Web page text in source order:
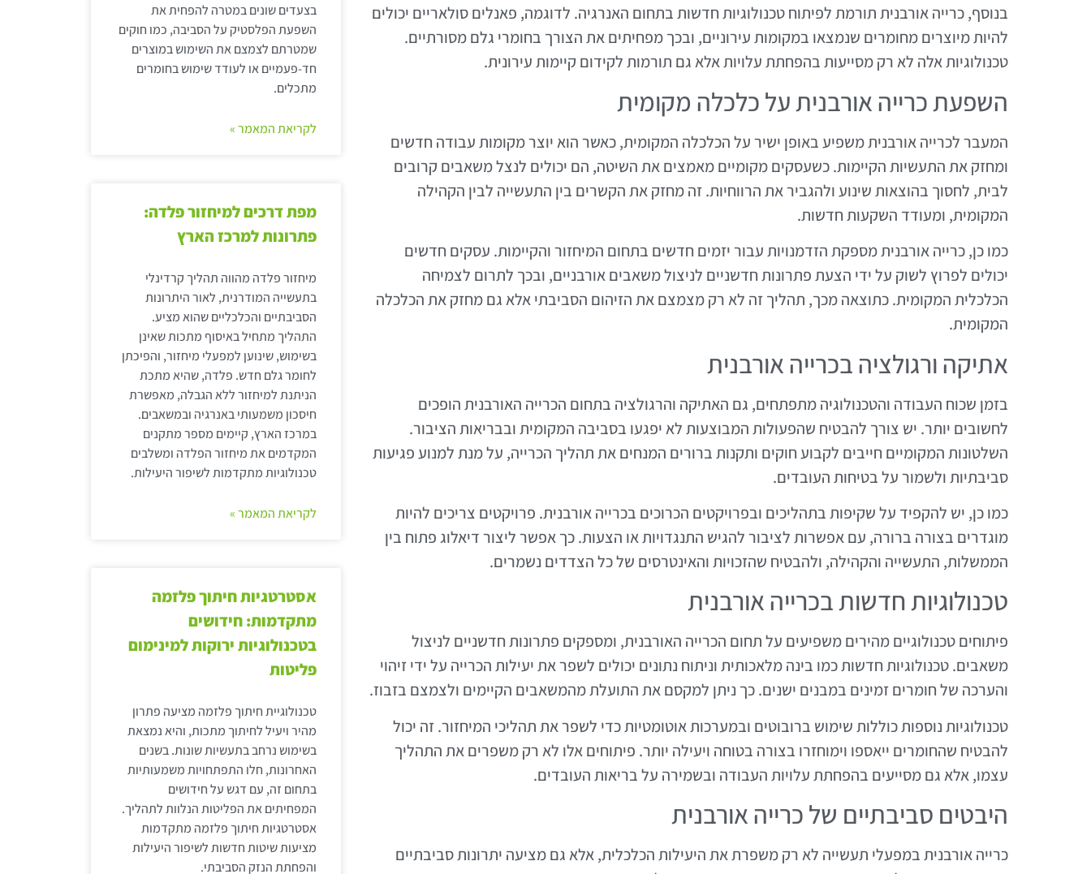
בנוסף, כרייה אורבנית תורמת לפיתוח טכנולוגיות חדשות בתחום האנרגיה. לדוגמה, פאנלים סולאריים יכולים
להיות מיוצרים מחומרים שנמצאו במקומות עירוניים, ובכך מפחיתים את הצורך בחומרי גלם מסורתיים.
טכנולוגיות אלה לא רק מסייעות בהפחתת עלויות אלא גם תורמות לקידום קיימות עירונית.
השפעת כרייה אורבנית על כלכלה מקומית
המעבר לכרייה אורבנית משפיע באופן ישיר על הכלכלה המקומית, כאשר הוא יוצר מקומות עבודה חדשים
ומחזק את התעשיות הקיימות. כשעסקים מקומיים מאמצים את השיטה, הם יכולים לנצל משאבים קרובים
לבית, לחסוך בהוצאות שינוע ולהגביר את הרווחיות. זה מחזק את הקשרים בין התעשייה לבין הקהילה
המקומית, ומעודד השקעות חדשות.
כמו כן, כרייה אורבנית מספקת הזדמנויות עבור יזמים חדשים בתחום המיחזור והקיימות. עסקים חדשים
יכולים לפרוץ לשוק על ידי הצעת פתרונות חדשניים לניצול משאבים אורבניים, ובכך לתרום לצמיחה
הכלכלית המקומית. כתוצאה מכך, תהליך זה לא רק מצמצם את הזיהום הסביבתי אלא גם מחזק את הכלכלה
המקומית.
אתיקה ורגולציה בכרייה אורבנית
בזמן שכוח העבודה והטכנולוגיה מתפתחים, גם האתיקה והרגולציה בתחום הכרייה האורבנית הופכים
לחשובים יותר. יש צורך להבטיח שהפעולות המבוצעות לא יפגעו בסביבה המקומית ובבריאות הציבור.
השלטונות המקומיים חייבים לקבוע חוקים ותקנות ברורים המנחים את תהליך הכרייה, על מנת למנוע פגיעות
סביבתיות ולשמור על בטיחות העובדים.
כמו כן, יש להקפיד על שקיפות בתהליכים ובפרויקטים הכרוכים בכרייה אורבנית. פרויקטים צריכים להיות
מוגדרים בצורה ברורה, עם אפשרות לציבור להגיש התנגדויות או הצעות. כך אפשר ליצור דיאלוג פתוח בין
הממשלות, התעשייה והקהילה, ולהבטיח שהזכויות והאינטרסים של כל הצדדים נשמרים.
טכנולוגיות חדשות בכרייה אורבנית
פיתוחים טכנולוגיים מהירים משפיעים על תחום הכרייה האורבנית, ומספקים פתרונות חדשניים לניצול
משאבים. טכנולוגיות חדשות כמו בינה מלאכותית וניתוח נתונים יכולים לשפר את יעילות הכרייה על ידי זיהוי
והערכה של חומרים זמינים במבנים ישנים. כך ניתן למקסם את התועלת מהמשאבים הקיימים ולצמצם בזבוז.
טכנולוגיות נוספות כוללות שימוש ברובוטים ובמערכות אוטומטיות כדי לשפר את תהליכי המיחזור. זה יכול
להבטיח שהחומרים ייאספו וימוחזרו בצורה בטוחה ויעילה יותר. פיתוחים אלו לא רק משפרים את התהליך
עצמו, אלא גם מסייעים בהפחתת עלויות העבודה ובשמירה על בריאות העובדים.
היבטים סביבתיים של כרייה אורבנית
כרייה אורבנית במפעלי תעשייה לא רק משפרת את היעילות הכלכלית, אלא גם מציעה יתרונות סביבתיים
בצעדים שונים במטרה להפחית את
השפעת הפלסטיק על הסביבה, כמו חוקים
שמטרתם לצמצם את השימוש במוצרים
חד-פעמיים או לעודד שימוש בחומרים
מתכלים.
לקריאת המאמר »
מפת דרכים למיחזור פלדה:
פתרונות למרכז הארץ
מיחזור פלדה מהווה תהליך קרדינלי
בתעשייה המודרנית, לאור היתרונות
הסביבתיים והכלכליים שהוא מציע.
התהליך מתחיל באיסוף מתכות שאינן
בשימוש, שינוען למפעלי מיחזור, והפיכתן
לחומר גלם חדש. פלדה, שהיא מתכת
הניתנת למיחזור ללא הגבלה, מאפשרת
חיסכון משמעותי באנרגיה ובמשאבים.
במרכז הארץ, קיימים מספר מתקנים
המקדמים את מיחזור הפלדה ומשלבים
טכנולוגיות מתקדמות לשיפור היעילות.
לקריאת המאמר »
אסטרטגיות חיתוך פלזמה
מתקדמות: חידושים
בטכנולוגיות ירוקות למינימום
פליטות
טכנולוגיית חיתוך פלזמה מציעה פתרון
מהיר ויעיל לחיתוך מתכות, והיא נמצאת
בשימוש נרחב בתעשיות שונות. בשנים
האחרונות, חלו התפתחויות משמעותיות
בתחום זה, עם דגש על חידושים
המפחיתים את הפליטות הנלוות לתהליך.
אסטרטגיות חיתוך פלזמה מתקדמות
מציעות שיטות חדשות לשיפור היעילות
והפחתת הנזק הסביבתי.